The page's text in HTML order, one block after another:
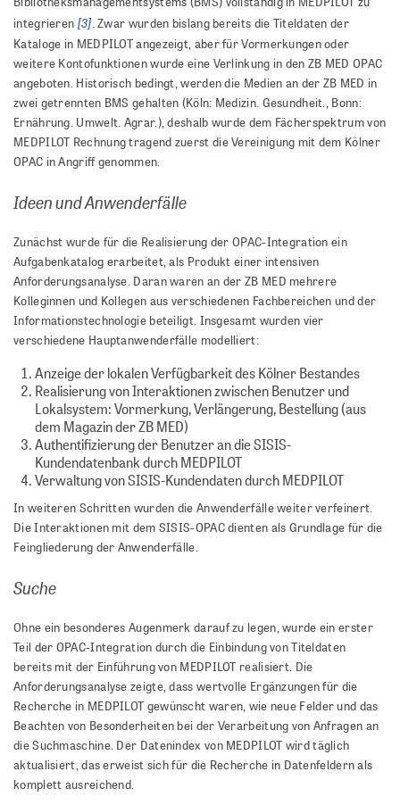
integrieren [3]. Zwar wurden bislang bereits die Titeldaten der
Kataloge in MEDPILOT angezeigt, aber für Vormerkungen oder
weitere Kontofunktionen wurde eine Verlinkung in den ZB MED OPAC
angeboten. Historisch bedingt, werden die Medien an der ZB MED in
zwei getrennten BMS gehalten (Köln: Medizin. Gesundheit., Bonn:
Ernährung. Umwelt. Agrar.), deshalb wurde dem Fächerspektrum von
MEDPILOT Rechnung tragend zuerst die Vereinigung mit dem Kölner
OPAC in Angriff genommen.
Ideen und Anwenderfälle
Zunächst wurde für die Realisierung der OPAC-Integration ein
Aufgabenkatalog erarbeitet, als Produkt einer intensiven
Anforderungsanalyse. Daran waren an der ZB MED mehrere
Kolleginnen und Kollegen aus verschiedenen Fachbereichen und der
Informationstechnologie beteiligt. Insgesamt wurden vier
verschiedene Hauptanwenderfälle modelliert:
Anzeige der lokalen Verfügbarkeit des Kölner Bestandes
Realisierung von Interaktionen zwischen Benutzer und
Lokalsystem: Vormerkung, Verlängerung, Bestellung (aus
dem Magazin der ZB MED)
Authentifizierung der Benutzer an die SISIS-
Kundendatenbank durch MEDPILOT
Verwaltung von SISIS-Kundendaten durch MEDPILOT
In weiteren Schritten wurden die Anwenderfälle weiter verfeinert.
Die Interaktionen mit dem SISIS-OPAC dienten als Grundlage für die
Feingliederung der Anwenderfälle.
Suche
Ohne ein besonderes Augenmerk darauf zu legen, wurde ein erster
Teil der OPAC-Integration durch die Einbindung von Titeldaten
bereits mit der Einführung von MEDPILOT realisiert. Die
Anforderungsanalyse zeigte, dass wertvolle Ergänzungen für die
Recherche in MEDPILOT gewünscht waren, wie neue Felder und das
Beachten von Besonderheiten bei der Verarbeitung von Anfragen an
die Suchmaschine. Der Datenindex von MEDPILOT wird täglich
aktualisiert, das erweist sich für die Recherche in Datenfeldern als
komplett ausreichend.